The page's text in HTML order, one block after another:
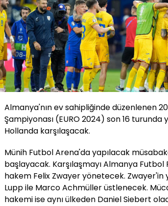
Almanya'nın ev sahipliğinde düzenlenen
Şampiyonası (EURO 2024) son 16 turunda
Hollanda karşılaşacak.
Münih Futbol Arena'da yapılacak
başlayacak. Karşılaşmayı Almanya
hakem Felix Zwayer yönetecek. Zwayer'in
Lupp ile Marco Achmüller üstlenecek.
hakemi ise aynı ülkeden Daniel Siebert